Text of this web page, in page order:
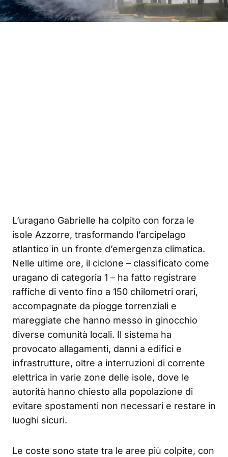
L’uragano Gabrielle ha colpito con forza le
isole Azzorre, trasformando l’arcipelago
atlantico in un fronte d’emergenza climatica.
Nelle ultime ore, il ciclone – classificato come
uragano di categoria 1 – ha fatto registrare
raffiche di vento fino a 150 chilometri orari,
accompagnate da piogge torrenziali e
mareggiate che hanno messo in ginocchio
diverse comunità locali. Il sistema ha
provocato allagamenti, danni a edifici e
infrastrutture, oltre a interruzioni di corrente
elettrica in varie zone delle isole, dove le
autorità hanno chiesto alla popolazione di
evitare spostamenti non necessari e restare in
luoghi sicuri.
Le coste sono state tra le aree più colpite, con